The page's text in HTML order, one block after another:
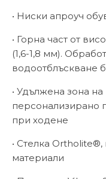
• Ниски апроуч
• Горна част от
(1,6-1,8 мм).
водоотблъскване
• Удължена зона
персонализирано
при ходене
• Стелка
материали